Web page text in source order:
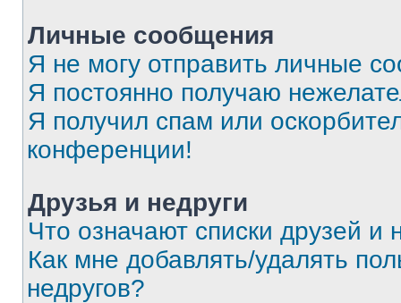
Личные сообщения
Я не могу отправить личные
Я постоянно получаю
Я получил спам или
конференции!
Друзья и недруги
Что означают списки друзей и
Как мне добавлять/удалять
недругов?